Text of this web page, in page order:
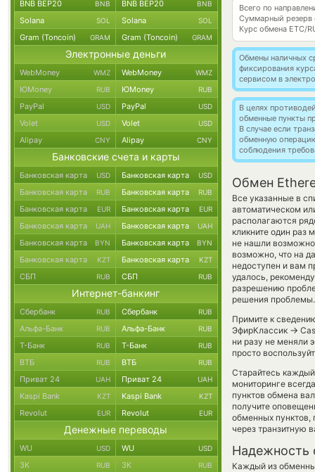
Всего по
Суммарный резерв
Курс обмена ETC/
Обмены наличных
фиксирования
сервисом в
В целях
обменные пункты
В случае если
обменную
соблюдения
Обмен
Все указанные в
автоматическом
располагаются
кликните один раз
не нашли
возможно, что на
недоступен и вам
удалось,
разрешению
решения проблемы.
Примите к
ЭфирКлассик →
ни разу не меняли
просто
Старайтесь
мониторинге
пунктов обмена
получите
обменных
через транзитную
Надежность
Каждый из
BNB BEP20 BNB BNB BEP20 BNB
Solana SOL Solana SOL
Gram (Toncoin) GRAM Gram (Toncoin) GRAM
Электронные деньги
WebMoney WMZ WebMoney WMZ
ЮMoney RUB ЮMoney RUB
PayPal USD PayPal USD
Volet USD Volet USD
Alipay CNY Alipay CNY
Банковские счета и карты
Банковская карта USD Банковская карта USD
Банковская карта RUB Банковская карта RUB
Банковская карта EUR Банковская карта EUR
Банковская карта UAH Банковская карта UAH
Банковская карта BYN Банковская карта BYN
Банковская карта KZT Банковская карта KZT
СБП RUB СБП RUB
Интернет-банкинг
Сбербанк RUB Сбербанк RUB
Альфа-Банк RUB Альфа-Банк RUB
Т-Банк RUB Т-Банк RUB
ВТБ RUB ВТБ RUB
Приват 24 UAH Приват 24 UAH
Kaspi Bank KZT Kaspi Bank KZT
Revolut EUR Revolut EUR
Денежные переводы
WU USD WU USD
ЗК RUB ЗК RUB